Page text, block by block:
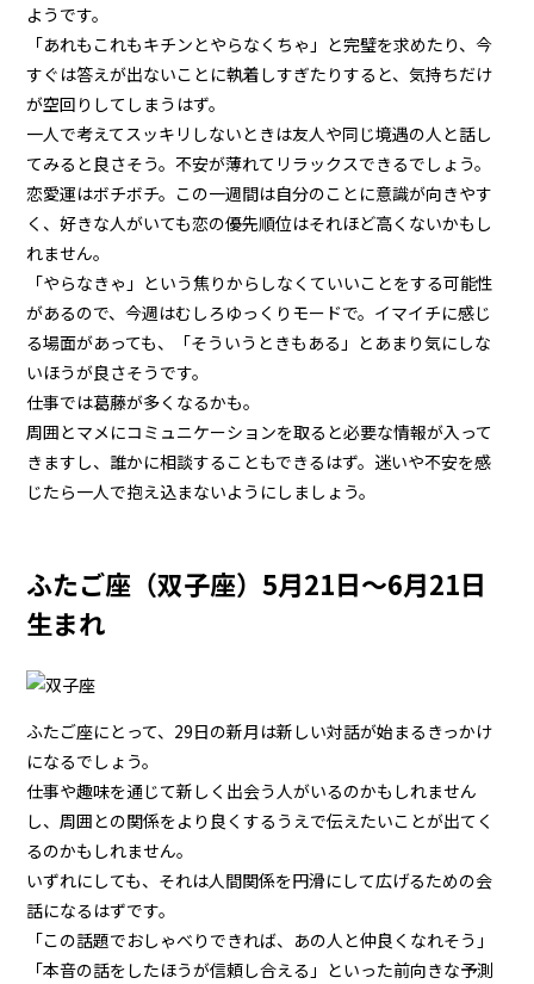
ようです。
「あれもこれもキチンとやらなくちゃ」と完璧を求めたり、今
すぐは答えが出ないことに執着しすぎたりすると、気持ちだけ
が空回りしてしまうはず。
一人で考えてスッキリしないときは友人や同じ境遇の人と話し
てみると良さそう。不安が薄れてリラックスできるでしょう。
恋愛運はボチボチ。この一週間は自分のことに意識が向きやす
く、好きな人がいても恋の優先順位はそれほど高くないかもし
れません。
「やらなきゃ」という焦りからしなくていいことをする可能性
があるので、今週はむしろゆっくりモードで。イマイチに感じ
る場面があっても、「そういうときもある」とあまり気にしな
いほうが良さそうです。
仕事では葛藤が多くなるかも。
周囲とマメにコミュニケーションを取ると必要な情報が入って
きますし、誰かに相談することもできるはず。迷いや不安を感
じたら一人で抱え込まないようにしましょう。
ふたご座（双子座）5月21日～6月21日
生まれ
ふたご座にとって、29日の新月は新しい対話が始まるきっかけ
になるでしょう。
仕事や趣味を通じて新しく出会う人がいるのかもしれません
し、周囲との関係をより良くするうえで伝えたいことが出てく
るのかもしれません。
いずれにしても、それは人間関係を円滑にして広げるための会
話になるはずです。
「この話題でおしゃべりできれば、あの人と仲良くなれそう」
「本音の話をしたほうが信頼し合える」といった前向きな予測